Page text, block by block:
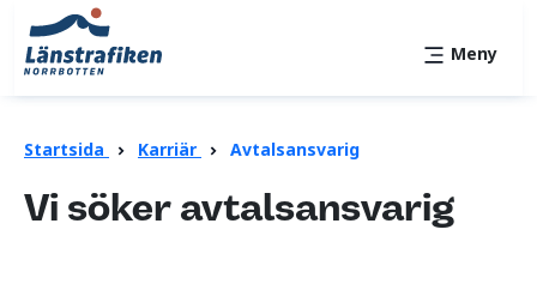
Meny
Startsida Karriär Avtalsansvarig
Vi söker avtalsansvarig